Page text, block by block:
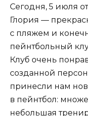
Сегодня, 5 июля
Глория —
с пляжем и
пейнтбольный
Клуб очень
созданной
принесли нам
в пейнтбол:
небольшая